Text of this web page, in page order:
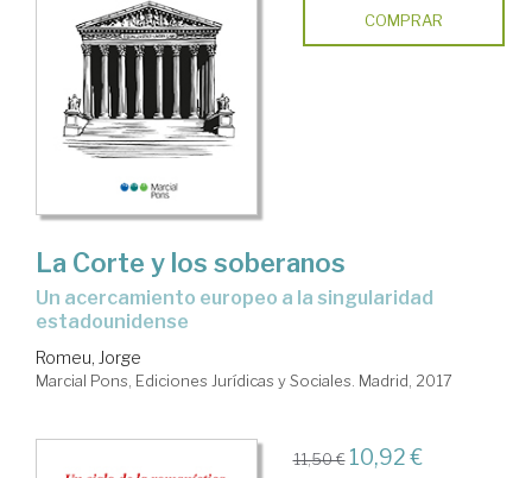
COMPRAR
La Corte y los soberanos
Un acercamiento europeo a la singularidad
estadounidense
Romeu, Jorge
Marcial Pons, Ediciones Jurídicas y Sociales. Madrid, 2017
11,50 € 10,92 €